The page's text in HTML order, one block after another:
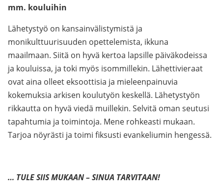
mm. kouluihin
Lähetystyö on kansainvälistymistä ja
monikulttuurisuuden opettelemista, ikkuna
maailmaan. Siitä on hyvä kertoa lapsille päiväkodeissa
ja kouluissa, ja toki myös isommillekin. Lähettivieraat
ovat aina olleet eksoottisia ja mieleenpainuvia
kokemuksia arkisen koulutyön keskellä. Lähetystyön
rikkautta on hyvä viedä muillekin. Selvitä oman seutusi
tapahtumia ja toimintoja. Mene rohkeasti mukaan.
Tarjoa nöyrästi ja toimi fiksusti evankeliumin hengessä.
… TULE SIIS MUKAAN – SINUA TARVITAAN!